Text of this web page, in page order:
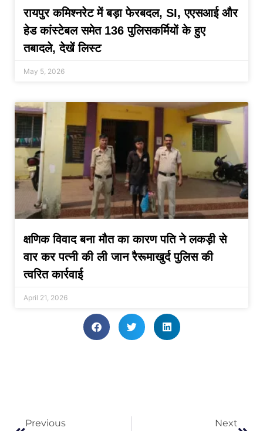
रायपुर कमिश्नरेट में बड़ा फेरबदल, SI, एएसआई और
हेड कांस्टेबल समेत 136 पुलिसकर्मियों के हुए
तबादले, देखें लिस्ट
May 5, 2026
क्षणिक विवाद बना मौत का कारण पति ने लकड़ी से
वार कर पत्नी की ली जान रैरूमाखुर्द पुलिस की
त्वरित कार्रवाई
April 21, 2026
Previous Next